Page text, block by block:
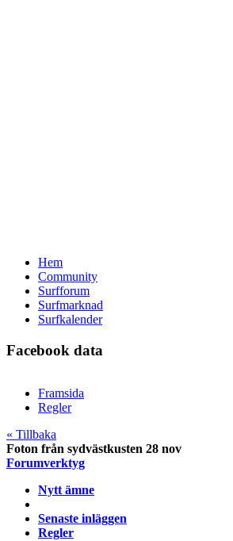
Hem
Community
Surfforum
Surfmarknad
Surfkalender
Facebook data
Framsida
Regler
« Tillbaka
Foton från sydvästkusten 28 nov
Forumverktyg
Nytt ämne
Senaste inläggen
Regler